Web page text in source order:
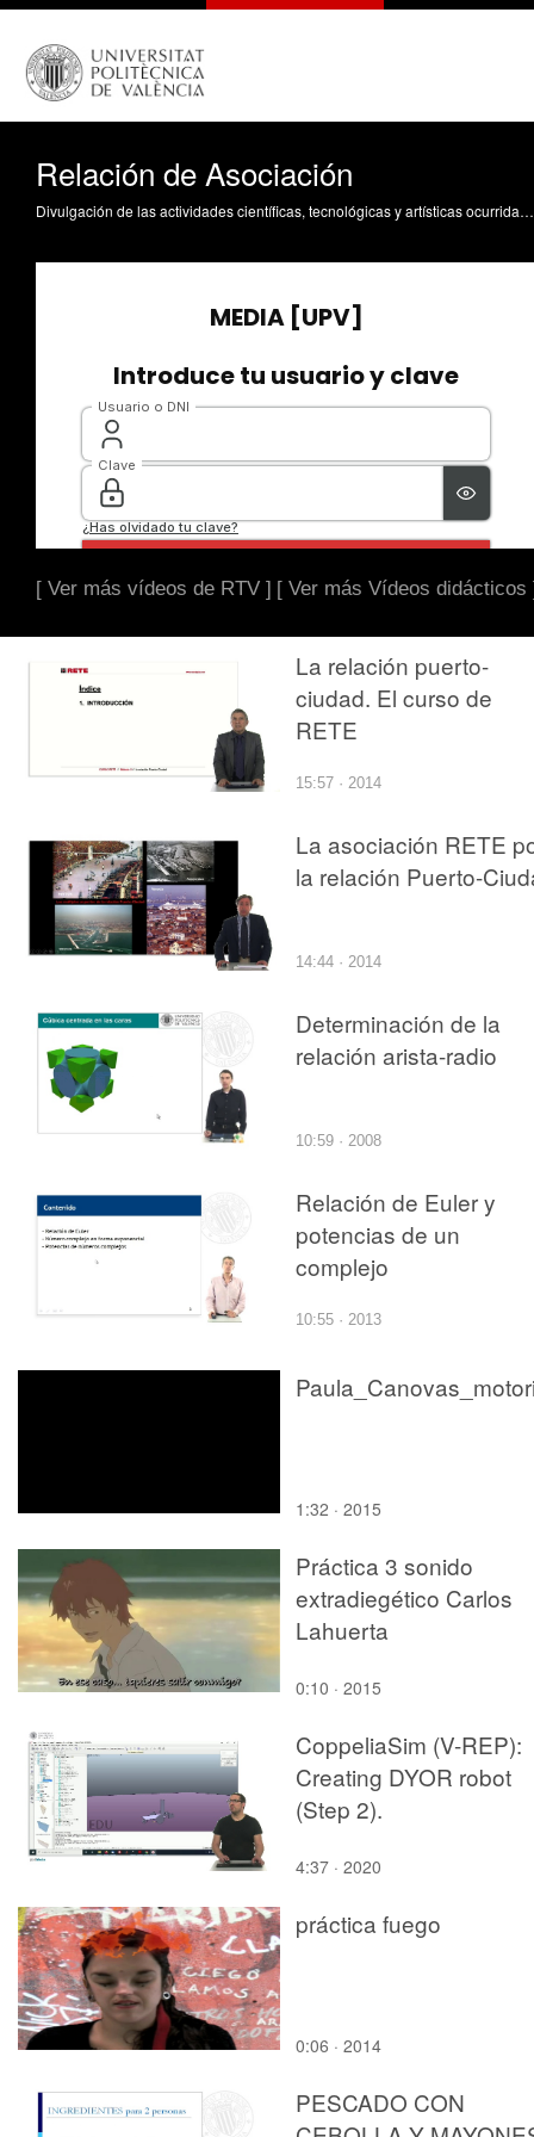
Relación de Asociación
Divulgación de las actividades científicas, tecnológicas y artísticas ocurridas en los tres campus de la UPV
[ Ver más vídeos de RTV ] [ Ver más Vídeos didácticos
La relación puerto-
ciudad. El curso de
RETE
15:57 · 2014
La asociación RETE
la relación Puerto-
14:44 · 2014
Determinación de la
relación arista-radio
10:59 · 2008
Relación de Euler y
potencias de un
complejo
10:55 · 2013
1:32 · 2015
Práctica 3 sonido
extradiegético Carlos
Lahuerta
0:10 · 2015
CoppeliaSim (V-REP):
Creating DYOR robot
(Step 2).
4:37 · 2020
práctica fuego
0:06 · 2014
PESCADO CON